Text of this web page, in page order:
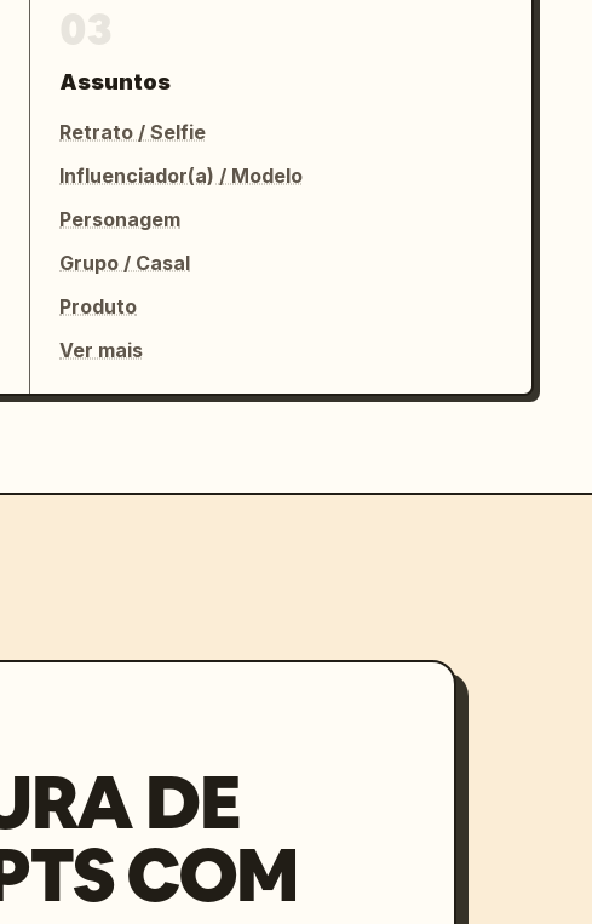
Assuntos
Retrato / Selfie
Influenciador(a) / Modelo
Personagem
Grupo / Casal
Produto
Ver mais
DE
COM